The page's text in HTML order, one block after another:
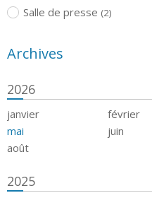
Salle de presse (2)
Archives
2026
janvier février
mai
juin
août
2025